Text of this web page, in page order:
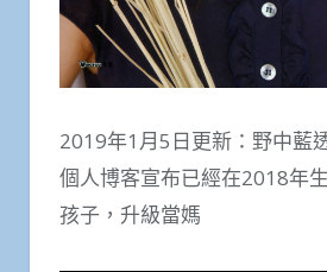
2019年1月5日更新：野中藍
個人博客宣布已經在2018年
孩子，升級當媽